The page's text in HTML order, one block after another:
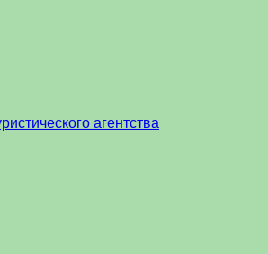
агентства